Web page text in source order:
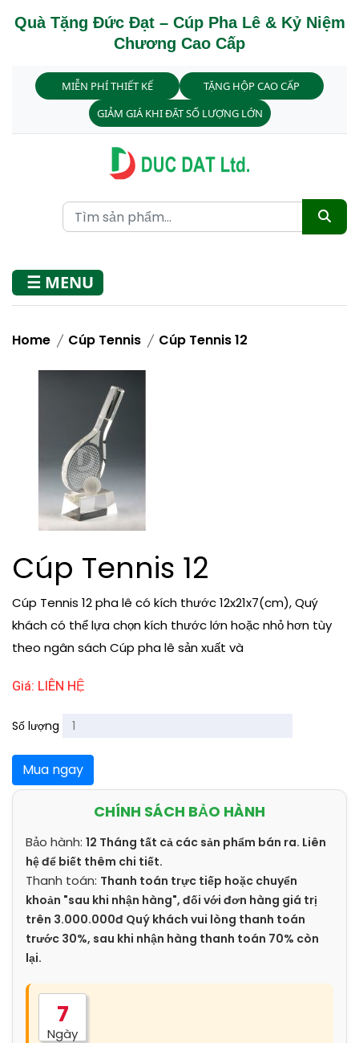
Quà Tặng Đức Đạt – Cúp Pha Lê & Kỷ Niệm
Chương Cao Cấp
MIỄN PHÍ THIẾT KẾ
TẶNG HỘP CAO CẤP
GIẢM GIÁ KHI ĐẶT SỐ LƯỢNG LỚN
☰ MENU
Home Cúp Tennis Cúp Tennis 12
Cúp Tennis 12
Cúp Tennis 12 pha lê có kích thước 12x21x7(cm), Quý
khách có thể lựa chọn kích thước lớn hoặc nhỏ hơn tùy
theo ngân sách Cúp pha lê sản xuất và
Giá: LIÊN HỆ
Số lượng
Mua ngay
CHÍNH SÁCH BẢO HÀNH
Bảo hành: 12 Tháng tất cả các sản phẩm bán ra. Liên
hệ để biết thêm chi tiết.
Thanh toán: Thanh toán trực tiếp hoặc chuyển
khoản "sau khi nhận hàng", đối với đơn hàng giá trị
trên 3.000.000đ Quý khách vui lòng thanh toán
trước 30%, sau khi nhận hàng thanh toán 70% còn
lại.
7
Ngày